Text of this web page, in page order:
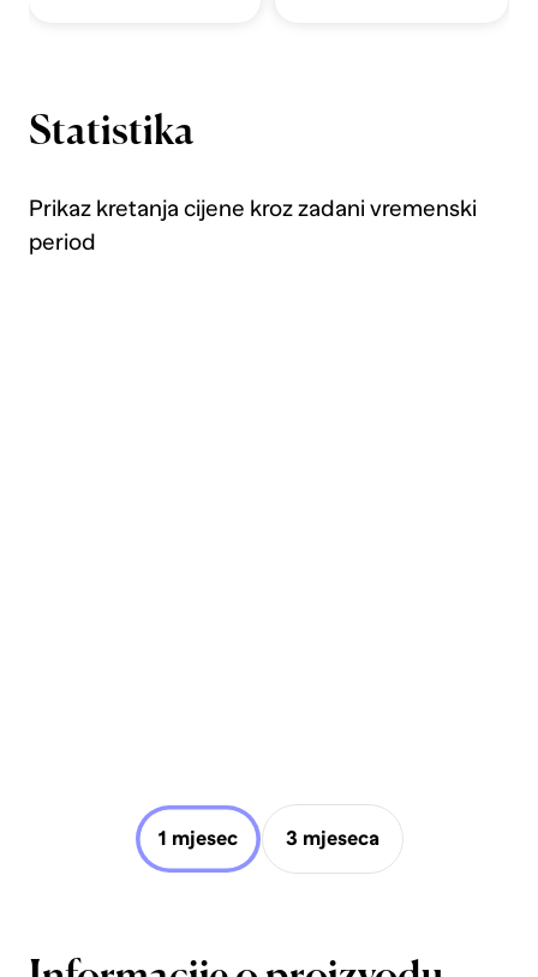
Statistika
Prikaz kretanja cijene kroz zadani vremenski
period
1 mjesec 3 mjeseca